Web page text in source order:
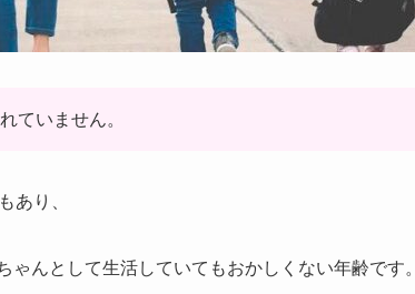
ていません。
あり、
んとして生活していてもおかしくない年齢です。